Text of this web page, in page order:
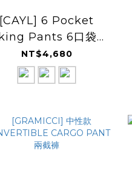
[CAYL] 6 Pocket
Pants 6口袋健
行褲
NT$4,680